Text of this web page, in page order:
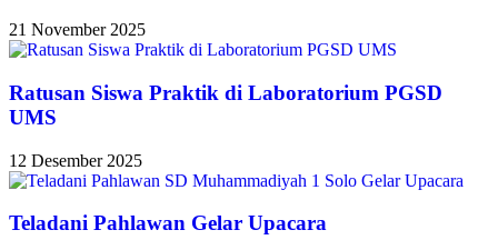
21 November 2025
Ratusan Siswa Praktik di Laboratorium PGSD
UMS
12 Desember 2025
Teladani Pahlawan Gelar Upacara